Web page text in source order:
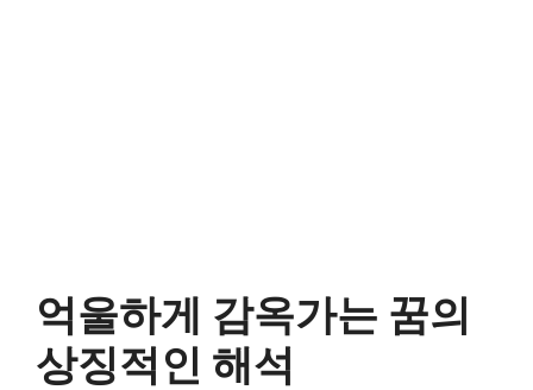
억울하게 감옥가는 꿈의
상징적인 해석